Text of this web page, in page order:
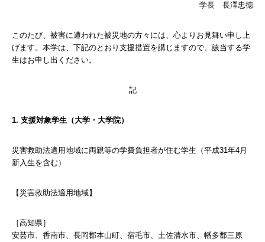
学長 長澤忠徳
このたび、被害に遭われた被災地の方々には、心よりお見舞い申し上
げます。本学は、下記のとおり支援措置を講じますので、該当する学
生はお申し出ください。
記
1. 支援対象学生（大学・大学院）
災害救助法適用地域に両親等の学費負担者が住む学生（平成31年4月
新入生を含む）
【災害救助法適用地域】
［高知県］
安芸市、香南市、長岡郡本山町、宿毛市、土佐清水市、幡多郡三原